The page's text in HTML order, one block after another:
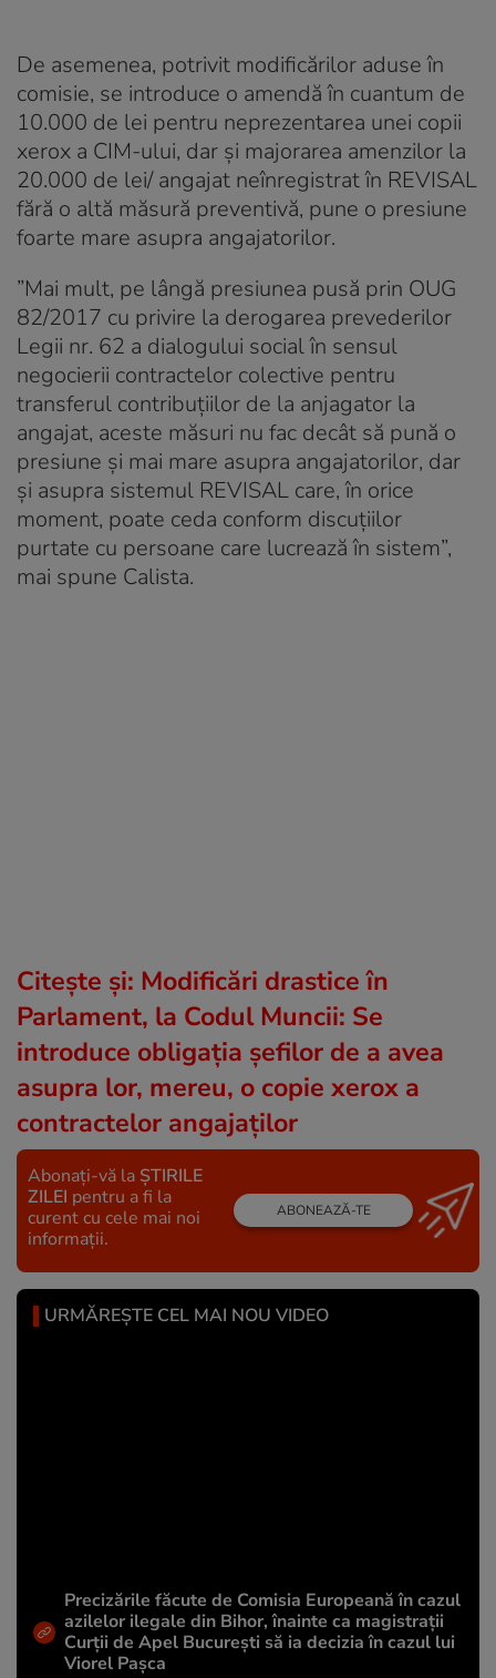
De asemenea, potrivit modificărilor aduse în
comisie, se introduce o amendă în cuantum de
10.000 de lei pentru neprezentarea unei copii
xerox a CIM-ului, dar și majorarea amenzilor la
20.000 de lei/ angajat neînregistrat în REVISAL
fără o altă măsură preventivă, pune o presiune
foarte mare asupra angajatorilor.
”Mai mult, pe lângă presiunea pusă prin OUG
82/2017 cu privire la derogarea prevederilor
Legii nr. 62 a dialogului social în sensul
negocierii contractelor colective pentru
transferul contribuțiilor de la anjagator la
angajat, aceste măsuri nu fac decât să pună o
presiune și mai mare asupra angajatorilor, dar
și asupra sistemul REVISAL care, în orice
moment, poate ceda conform discuțiilor
purtate cu persoane care lucrează în sistem”,
mai spune Calista.
Citește și: Modificări drastice în
Parlament, la Codul Muncii: Se
introduce obligația șefilor de a avea
asupra lor, mereu, o copie xerox a
contractelor angajaților
Abonați-vă la ȘTIRILE
ZILEI pentru a fi la
curent cu cele mai noi
informații.
ABONEAZĂ-TE
URMĂREȘTE CEL MAI NOU VIDEO
Precizările făcute de Comisia Europeană în cazul
azilelor ilegale din Bihor, înainte ca magistrații
Curții de Apel București să ia decizia în cazul lui
Viorel Pașca